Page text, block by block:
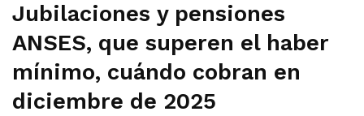
Jubilaciones y pensiones
ANSES, que superen el haber
mínimo, cuándo cobran en
diciembre de 2025